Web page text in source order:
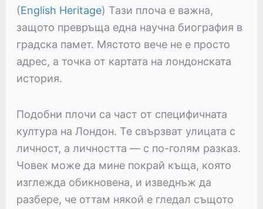
(English Heritage) Тази плоча е важна,
защото превръща една научна биография в
градска памет. Мястото вече не е просто
адрес, а точка от картата на лондонската
история.
Подобни плочи са част от специфичната
култура на Лондон. Те свързват улицата с
личност, а личността — с по-голям разказ.
Човек може да мине покрай къща, която
изглежда обикновена, и изведнъж да
разбере, че оттам някой е гледал същото